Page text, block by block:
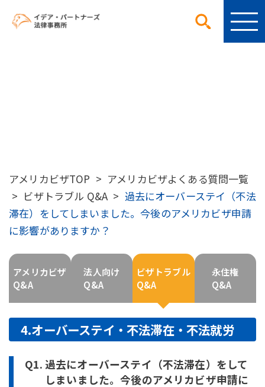
アメリカビザTOP > アメリカビザよくある質問一覧
> ビザトラブル Q&A > 過去にオーバーステイ（不法
滞在）をしてしまいました。今後のアメリカビザ申請
に影響がありますか？
アメリカビザ
Q&A
法人向け
Q&A
ビザトラブル
Q&A
永住権
Q&A
4.オーバーステイ・不法滞在・不法就労
Q1. 過去にオーバーステイ（不法滞在）をして
しまいました。今後のアメリカビザ申請に